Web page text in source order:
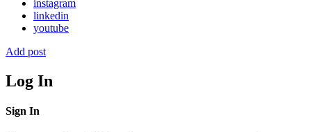
instagram
linkedin
youtube
Add post
Log In
Sign In